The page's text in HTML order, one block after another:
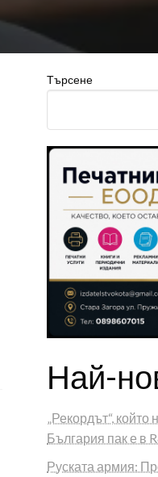
Търсене
Най-
„Рекордът“,
България пак е в
Руската армия: